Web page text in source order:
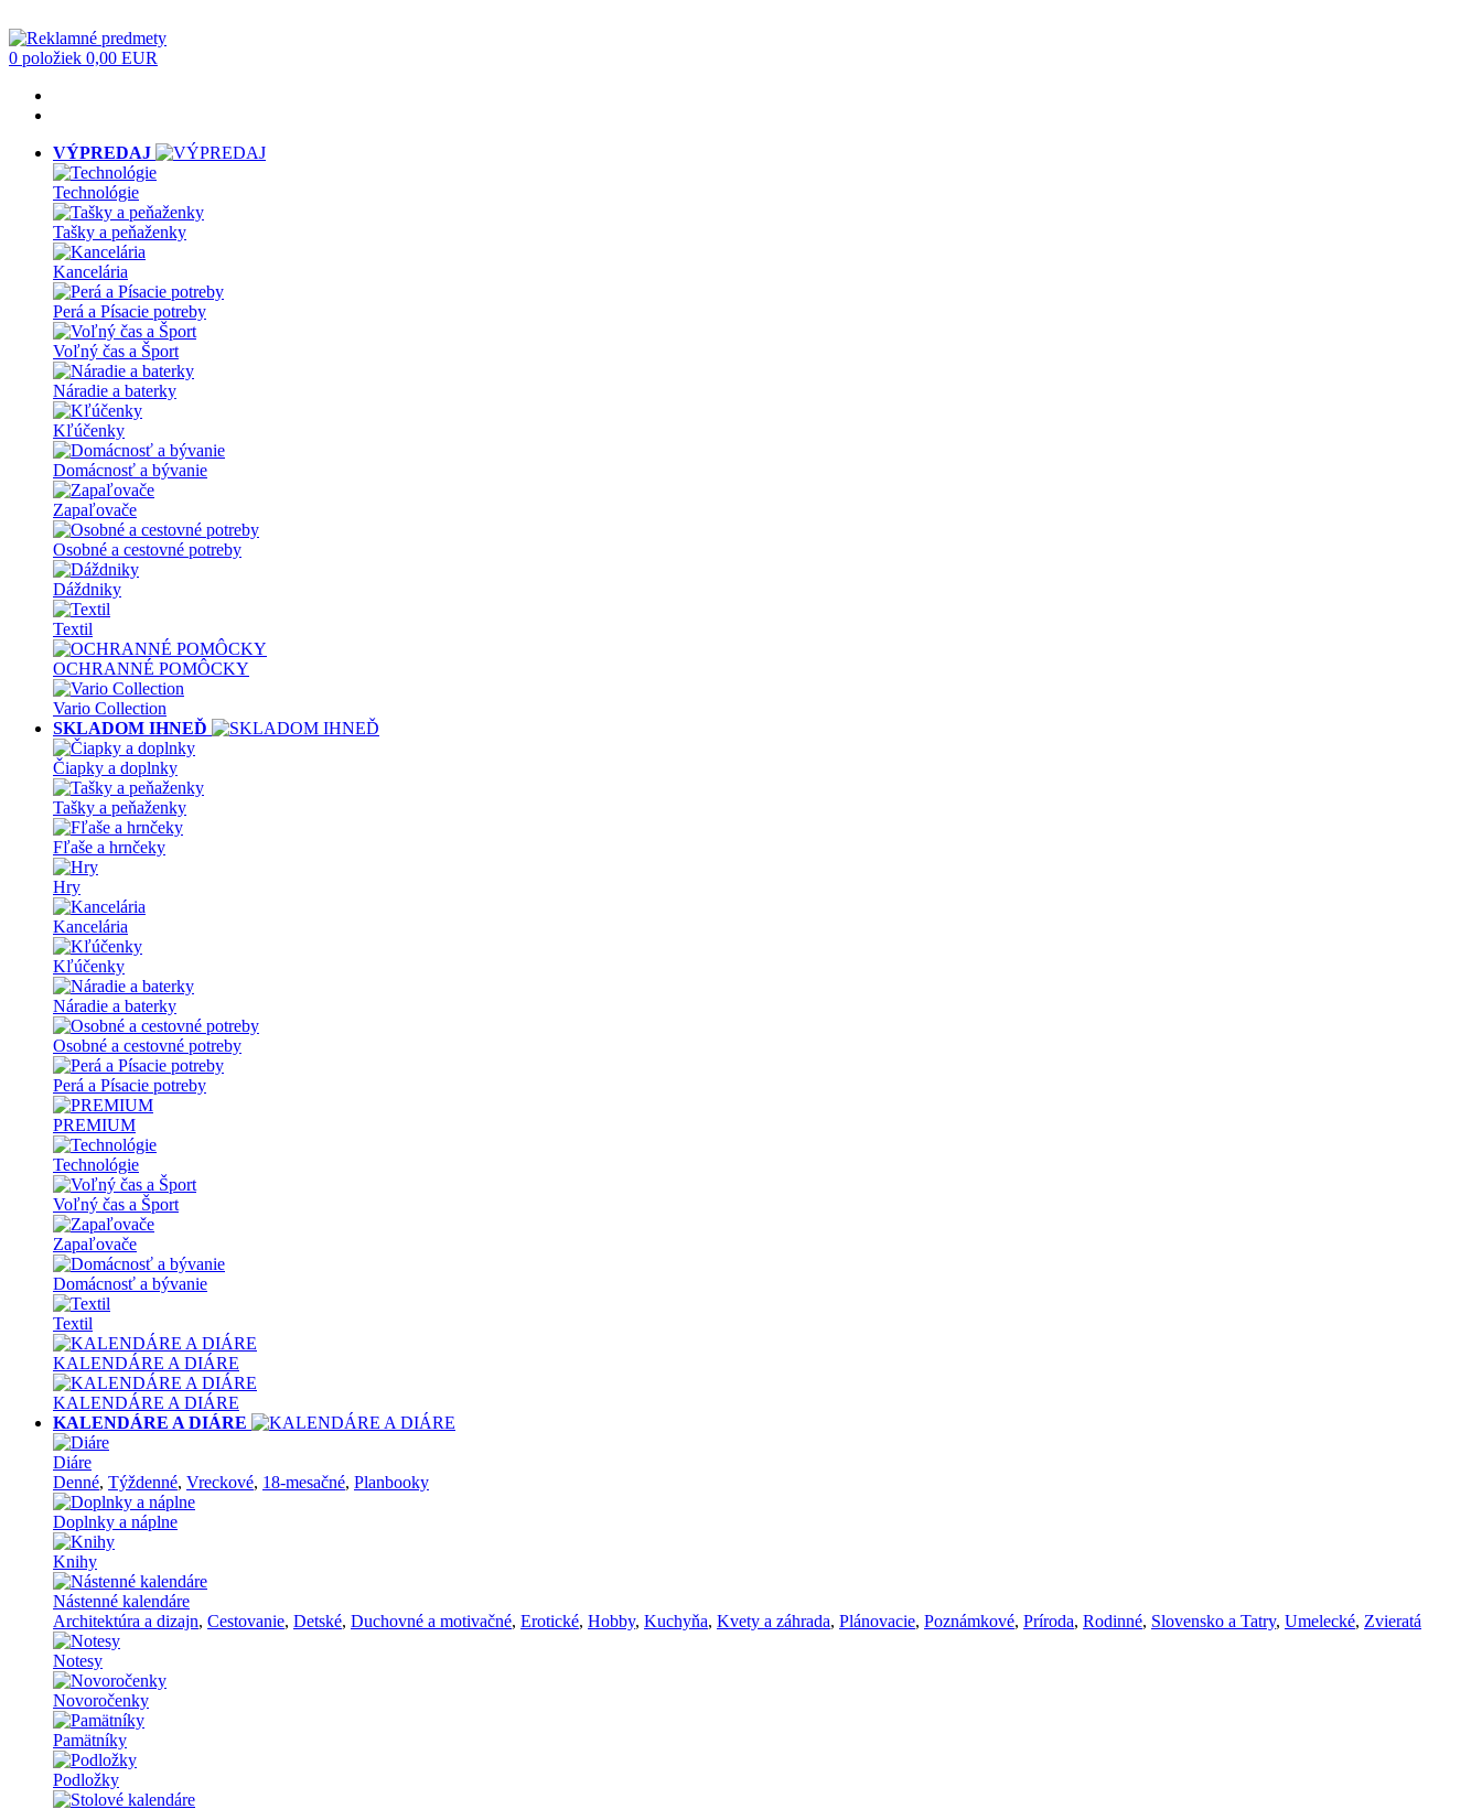
0 položiek 0,00 EUR
VÝPREDAJ
Technológie
Tašky a peňaženky
Kancelária
Perá a Písacie potreby
Voľný čas a Šport
Náradie a baterky
Kľúčenky
Domácnosť a bývanie
Zapaľovače
Osobné a cestovné potreby
Dáždniky
Textil
OCHRANNÉ POMÔCKY
Vario Collection
SKLADOM IHNEĎ
Čiapky a doplnky
Tašky a peňaženky
Fľaše a hrnčeky
Hry
Kancelária
Kľúčenky
Náradie a baterky
Osobné a cestovné potreby
Perá a Písacie potreby
PREMIUM
Technológie
Voľný čas a Šport
Zapaľovače
Domácnosť a bývanie
Textil
KALENDÁRE A DIÁRE
KALENDÁRE A DIÁRE
KALENDÁRE A DIÁRE
Diáre
Denné, Týždenné, Vreckové, 18-mesačné, Planbooky
Doplnky a náplne
Knihy
Nástenné kalendáre
Architektúra a dizajn, Cestovanie, Detské, Duchovné a motivačné, Erotické, Hobby, Kuchyňa, Kvety a záhrada, Plánovacie, Poznámkové, Príroda, Rodinné, Slovensko a Tatry, Umelecké, Zvieratá
Notesy
Novoročenky
Pamätníky
Podložky